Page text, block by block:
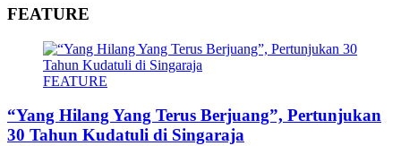
FEATURE
FEATURE
“Yang Hilang Yang Terus Berjuang”, Pertunjukan
30 Tahun Kudatuli di Singaraja